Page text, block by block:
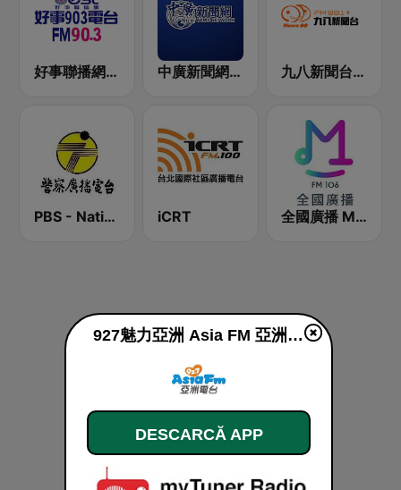
好事聯播網 Best Radio FM90.3 中廣新聞網 BCC News Radio 九八新聞台 News98 FM 98.1
PBS - National Transportation iCRT 全國廣播 MRadio
927魅力亞洲 Asia FM 亞洲電台 live
DESCARCĂ APP